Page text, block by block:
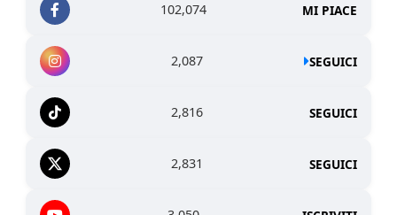
102,074 MI PIACE
2,087 SEGUICI
2,816 SEGUICI
2,831 SEGUICI